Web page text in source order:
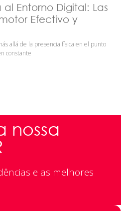
Entorno Digital: Las
Efectivo y
allá de la presencia física en el punto
constante
nossa
e as melhores